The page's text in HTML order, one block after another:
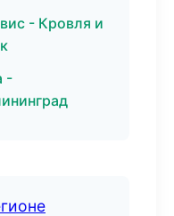
- Кровля и
-